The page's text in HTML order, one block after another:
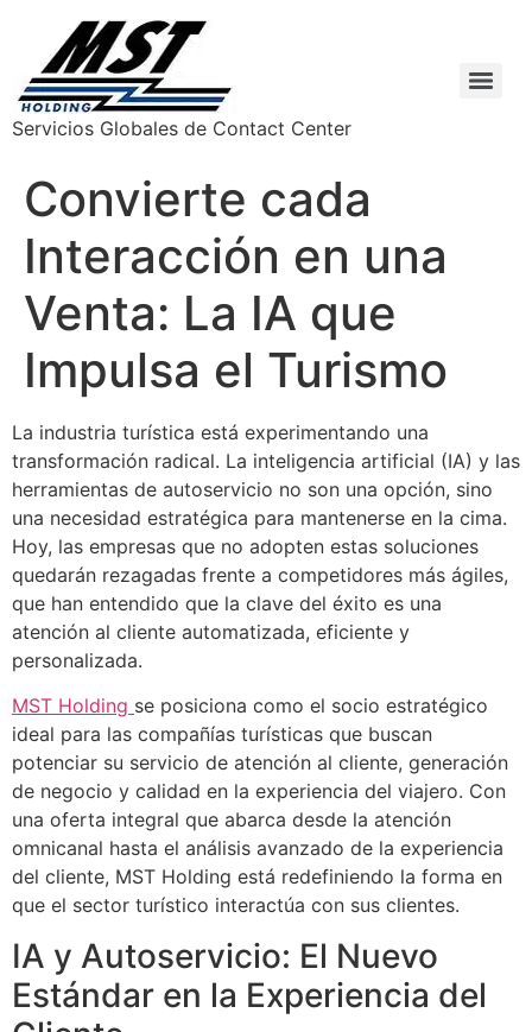
Servicios Globales de Contact Center
Convierte cada
Interacción en una
Venta: La IA que
Impulsa el Turismo
La industria turística está experimentando una
transformación radical. La inteligencia artificial (IA) y las
herramientas de autoservicio no son una opción, sino
una necesidad estratégica para mantenerse en la cima.
Hoy, las empresas que no adopten estas soluciones
quedarán rezagadas frente a competidores más ágiles,
que han entendido que la clave del éxito es una
atención al cliente automatizada, eficiente y
personalizada.
MST Holding se posiciona como el socio estratégico
ideal para las compañías turísticas que buscan
potenciar su servicio de atención al cliente, generación
de negocio y calidad en la experiencia del viajero. Con
una oferta integral que abarca desde la atención
omnicanal hasta el análisis avanzado de la experiencia
del cliente, MST Holding está redefiniendo la forma en
que el sector turístico interactúa con sus clientes.
IA y Autoservicio: El Nuevo
Estándar en la Experiencia del